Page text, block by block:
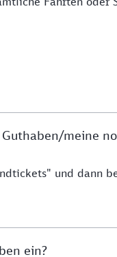
meine
und dann
ein?